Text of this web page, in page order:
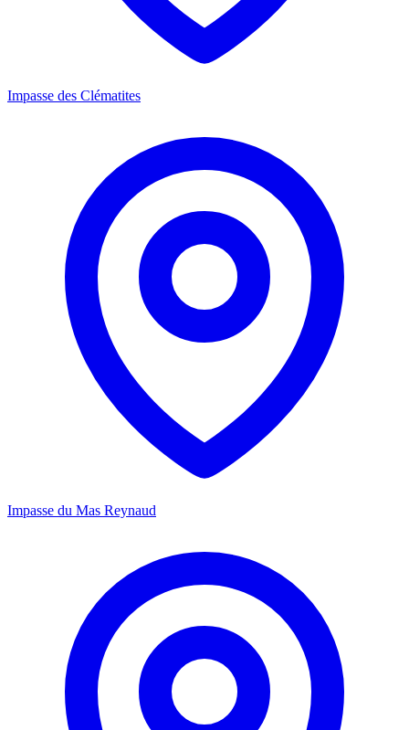
Impasse des Clématites
Impasse du Mas Reynaud